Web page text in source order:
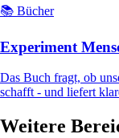
📚 Bücher
Experiment
Das Buch fragt, ob
schafft - und liefert
Weitere